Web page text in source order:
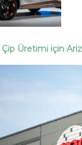
Üretimi için